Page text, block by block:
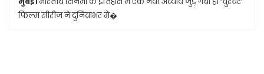
फिल्म सीरीज ने दुनियाभर मे�